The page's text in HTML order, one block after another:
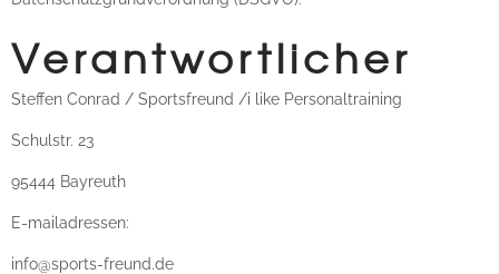
Verantwortlicher
Steffen Conrad / Sportsfreund /i like Personaltraining
Schulstr. 23
95444 Bayreuth
E-mailadressen:
info@sports-freund.de